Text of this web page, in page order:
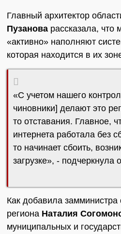
Главный архитектор
Пузанова рассказала, что
«активно» наполняют
которая находится в их
«С учетом нашего
чиновники] делают это
то отставания. Главное,
интернета работала без
то начинает сбоить,
загрузке», - подчеркнула
Как добавила
региона Наталия
муниципальных и